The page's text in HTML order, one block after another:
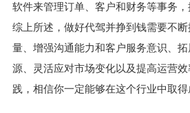
软件来管理订单、客户和财务等事务，
综上所述，做好代驾并挣到钱需要不
量、增强沟通能力和客户服务意识、
源、灵活应对市场变化以及提高运营
践，相信你一定能够在这个行业中取得